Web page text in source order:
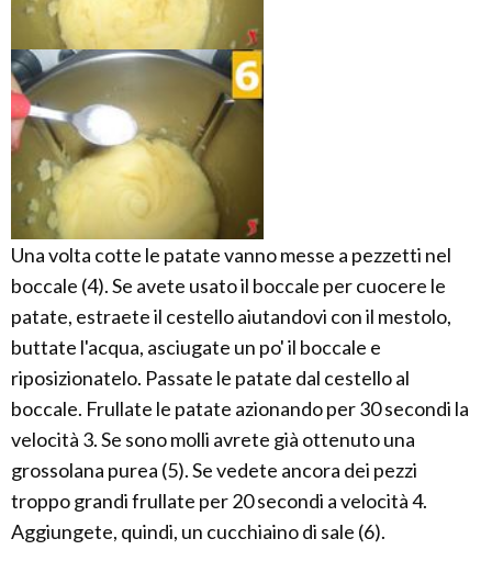
Una volta cotte le patate vanno messe a pezzetti nel
boccale (4). Se avete usato il boccale per cuocere le
patate, estraete il cestello aiutandovi con il mestolo,
buttate l'acqua, asciugate un po' il boccale e
riposizionatelo. Passate le patate dal cestello al
boccale. Frullate le patate azionando per 30 secondi la
velocità 3. Se sono molli avrete già ottenuto una
grossolana purea (5). Se vedete ancora dei pezzi
troppo grandi frullate per 20 secondi a velocità 4.
Aggiungete, quindi, un cucchiaino di sale (6).